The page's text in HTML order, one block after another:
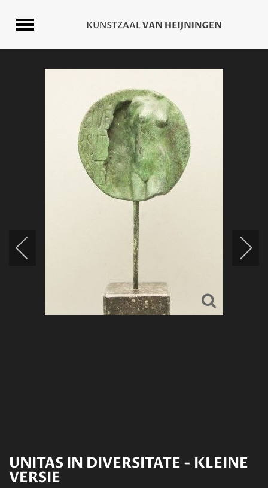
UNITAS IN DIVERSITATE - KLEINE
VERSIE